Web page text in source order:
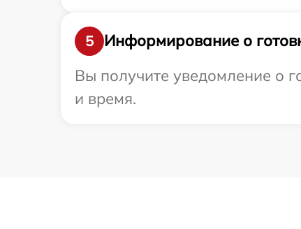
5
Информирование о
Вы получите уведомление о
и время.